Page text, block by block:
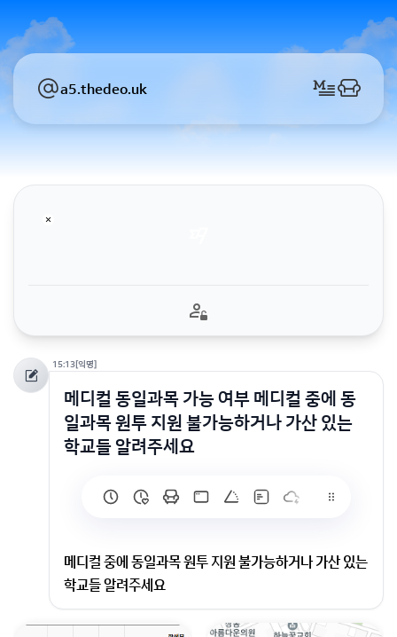
a5.thedeo.uk
15:13[익명]
메디컬 동일과목 가능 여부 메디컬 중에 동
일과목 원투 지원 불가능하거나 가산 있는
학교들 알려주세요
메디컬 중에 동일과목 원투 지원 불가능하거나 가산 있는
학교들 알려주세요
메디컬중에 동일과목 원투 지원이 불가능한 대학은 서울
대 연세대(미래캠퍼스) 울산대학교 고신대학교등이 있고